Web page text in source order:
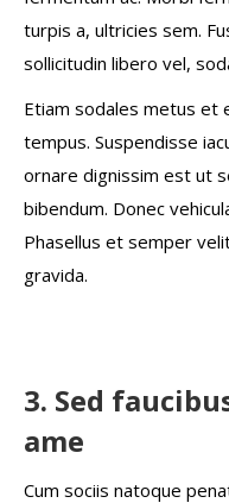
turpis a, ultricies sem.
sollicitudin libero vel,
Etiam sodales metus et
tempus. Suspendisse
ornare dignissim est ut
bibendum. Donec
Phasellus et semper
gravida.
3. Sed
ame
Cum sociis natoque